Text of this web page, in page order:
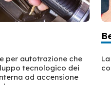
per autotrazione che
tecnologico dei
ad accensione